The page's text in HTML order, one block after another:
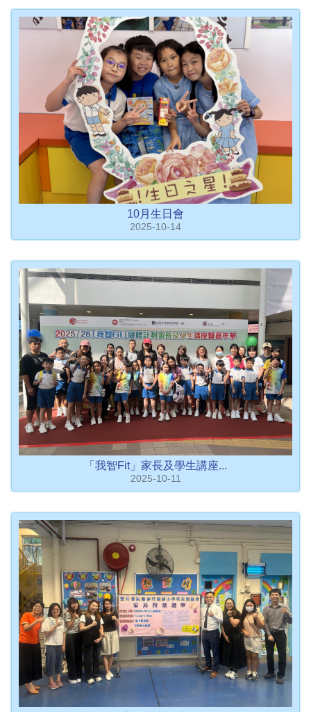
10月生日會
2025-10-14
「我智Fit」家長及學生講座...
2025-10-11